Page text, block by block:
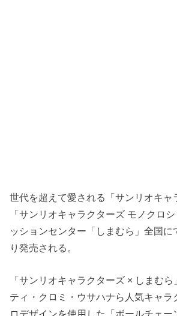
世代を超えて愛される「サンリオキャ
「サンリオキャラクターズ モノクロ
ッションセンター「しまむら」全国に
り発売される。
「サンリオキャラクターズ × しまむ
ティ・クロミ・ウサハナら人気キャラ
ロデザインを使用した「ボールチェー